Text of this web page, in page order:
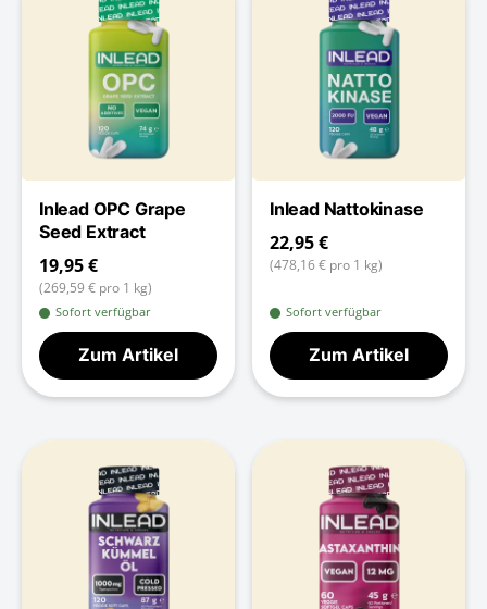
Inlead OPC Grape
Seed Extract
19,95 €
(269,59 € pro 1 kg)
Sofort verfügbar
Zum Artikel
Inlead Nattokinase
22,95 €
(478,16 € pro 1 kg)
Sofort verfügbar
Zum Artikel